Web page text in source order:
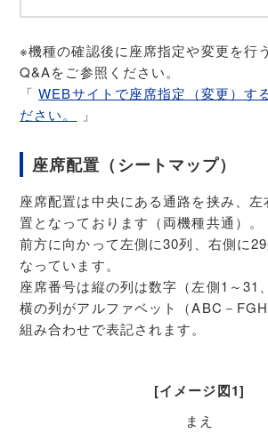
※機種の確認後に座席指定や変更を行
Q&Aをご参照ください。
「WEBサイトで座席指定（変更）す
ださい。
」
座席配置（シートマップ）
座席配置は中央にある通路を挟み、
置となっております（両機種共通）。
前方に向かって左側に30列、右側に
なっています。
座席番号は縦の列は数字（左側1～31
横の列がアルファベット（ABC－
組み合わせで表記されます。
[イメージ図1]
まえ